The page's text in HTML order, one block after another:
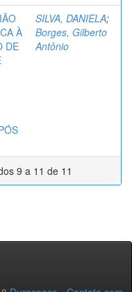
À
DE
SILVA, DANIELA;
Borges, Gilberto
Antônio
9 a 11 de 11